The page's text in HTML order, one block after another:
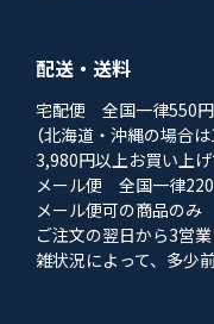
配送・送料
宅配便 全国一律550円
（北海道・沖縄の場合は
3,980円以上お買い上
メール便 全国一律
メール便可の商品のみ
ご注文の翌日から3営
雑状況によって、多少